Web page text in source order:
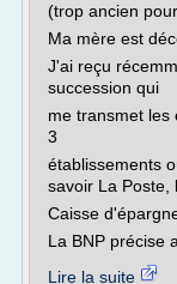
(trop ancien
Ma mère est
J'ai reçu
succession qui
me transmet les
3
établissements
savoir La Poste,
Caisse
La BNP précise
Lire la suite